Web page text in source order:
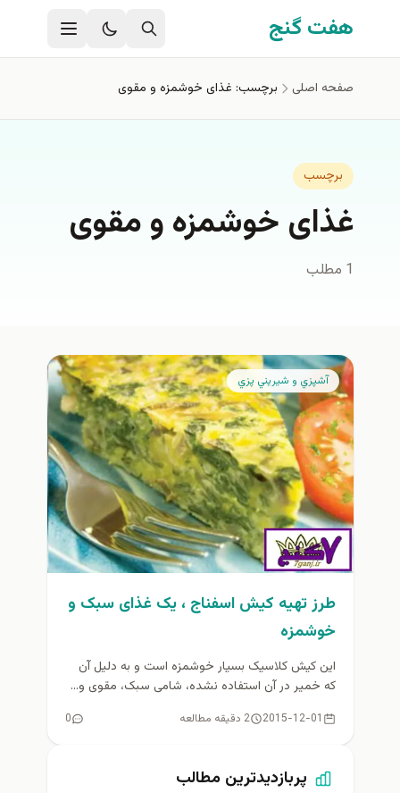
رفتن به محتوای اصلی
هفت گنج
صفحه اصلی برچسب: غذای خوشمزه و مقوی
برچسب
غذای خوشمزه و مقوی
1 مطلب
آشپزي و شيريني پزي
طرز تهیه کیش اسفناج ، یک غذای سبک و
خوشمزه
این کیش کلاسیک بسیار خوشمزه است و به دلیل آن
که خمیر در آن استفاده نشده، شامی سبک، مقوی و...
2015-12-01 2 دقیقه مطالعه 0
پربازدیدترین مطالب